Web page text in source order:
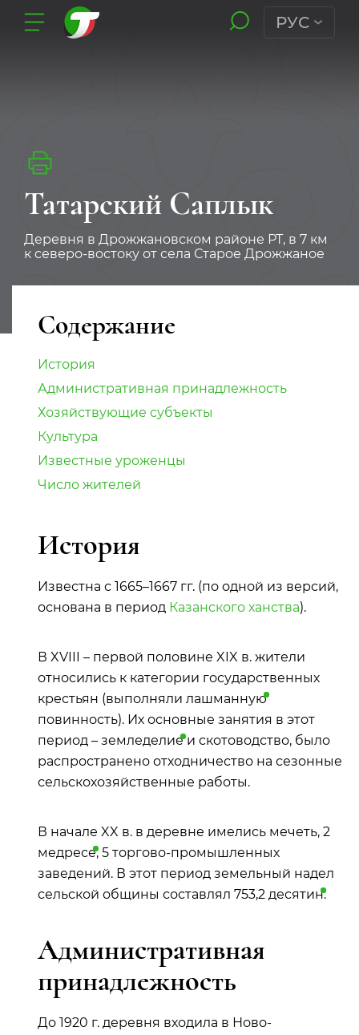
РУС
Татарский Саплык
Деревня в Дрожжановском районе РТ, в 7 км
к северо-востоку от села Старое Дрожжаное
Содержание
История
Административная принадлежность
Хозяйствующие субъекты
Культура
Известные уроженцы
Число жителей
История
Известна с 1665–1667 гг. (по одной из версий,
основана в период Казанского ханства).
В XVIII – первой половине XIX в. жители
относились к категории государственных
крестьян (выполняли лашманную
повинность). Их основные занятия в этот
период – земледелиеи скотоводство, было
распространено отходничество на сезонные
сельскохозяйственные работы.
В начале XX в. в деревне имелись мечеть, 2
медресе, 5 торгово-промышленных
заведений. В этот период земельный надел
сельской общины составлял 753,2 десятин.
Административная
принадлежность
До 1920 г. деревня входила в Ново-